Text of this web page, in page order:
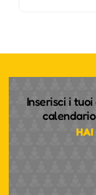
Inserisci i
HAI